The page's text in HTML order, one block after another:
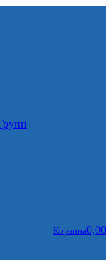
Корзина0,00